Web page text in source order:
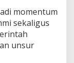
momentum
sekaligus
unsur